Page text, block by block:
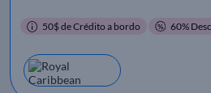
50$ de Crédito a bordo 60%